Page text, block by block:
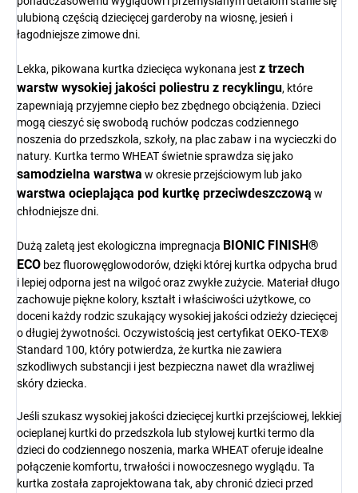
ulubioną częścią dziecięcej garderoby na wiosnę, jesień i
łagodniejsze zimowe dni.
Lekka, pikowana kurtka dziecięca wykonana jest z trzech
warstw wysokiej jakości poliestru z recyklingu, które
zapewniają przyjemne ciepło bez zbędnego obciążenia. Dzieci
mogą cieszyć się swobodą ruchów podczas codziennego
noszenia do przedszkola, szkoły, na plac zabaw i na wycieczki do
natury. Kurtka termo WHEAT świetnie sprawdza się jako
samodzielna warstwa w okresie przejściowym lub jako
warstwa ocieplająca pod kurtkę przeciwdeszczową w
chłodniejsze dni.
Dużą zaletą jest ekologiczna impregnacja BIONIC FINISH®
ECO bez fluorowęglowodorów, dzięki której kurtka odpycha brud
i lepiej odporna jest na wilgoć oraz zwykłe zużycie. Materiał długo
zachowuje piękne kolory, kształt i właściwości użytkowe, co
doceni każdy rodzic szukający wysokiej jakości odzieży dziecięcej
o długiej żywotności. Oczywistością jest certyfikat OEKO-TEX®
Standard 100, który potwierdza, że kurtka nie zawiera
szkodliwych substancji i jest bezpieczna nawet dla wrażliwej
skóry dziecka.
Jeśli szukasz wysokiej jakości dziecięcej kurtki przejściowej, lekkiej
ocieplanej kurtki do przedszkola lub stylowej kurtki termo dla
dzieci do codziennego noszenia, marka WHEAT oferuje idealne
połączenie komfortu, trwałości i nowoczesnego wyglądu. Ta
kurtka została zaprojektowana tak, aby chronić dzieci przed